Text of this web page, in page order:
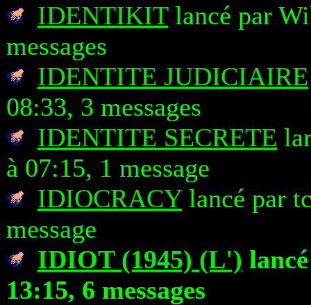
IDENTIKITlancé par
messages
IDENTITE JUDICIAIRE
08:33, 3 messages
IDENTITE SECRETE
à 07:15, 1 message
IDIOCRACYlancé par
message
IDIOT (1945) (L')
13:15, 6 messages